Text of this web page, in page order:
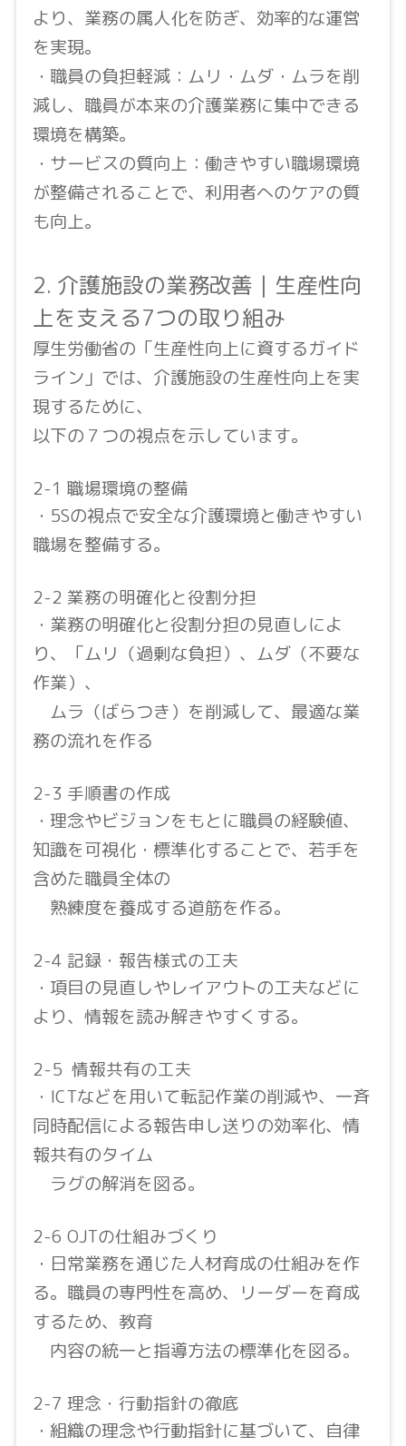
より、業務の属人化を防ぎ、効率的な運営
を実現。
・職員の負担軽減：ムリ・ムダ・ムラを削
減し、職員が本来の介護業務に集中できる
環境を構築。
・サービスの質向上：働きやすい職場環境
が整備されることで、利用者へのケアの質
も向上。
2. 介護施設の業務改善｜生産性向
上を支える7つの取り組み
厚生労働省の「生産性向上に資するガイド
ライン」では、介護施設の生産性向上を実
現するために、
以下の７つの視点を示しています。
2-1 職場環境の整備
・5Sの視点で安全な介護環境と働きやすい
職場を整備する。
2-2 業務の明確化と役割分担
・業務の明確化と役割分担の見直しによ
り、「ムリ（過剰な負担）、ムダ（不要な
作業）、
ムラ（ばらつき）を削減して、最適な業
務の流れを作る
2-3 手順書の作成
・理念やビジョンをもとに職員の経験値、
知識を可視化・標準化することで、若手を
含めた職員全体の
熟練度を養成する道筋を作る。
2-4 記録・報告様式の工夫
・項目の見直しやレイアウトの工夫などに
より、情報を読み解きやすくする。
2-5 情報共有の工夫
・ICTなどを用いて転記作業の削減や、一斉
同時配信による報告申し送りの効率化、情
報共有のタイム
ラグの解消を図る。
2-6 OJTの仕組みづくり
・日常業務を通じた人材育成の仕組みを作
る。職員の専門性を高め、リーダーを育成
するため、教育
内容の統一と指導方法の標準化を図る。
2-7 理念・行動指針の徹底
・組織の理念や行動指針に基づいて、自律